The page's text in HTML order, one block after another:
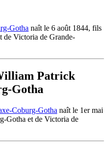
Gotha naît le 6 août 1844, fils
de Victoria de Grande-
Patrick
Gotha
Coburg-Gotha naît le 1er mai
Gotha et de Victoria de